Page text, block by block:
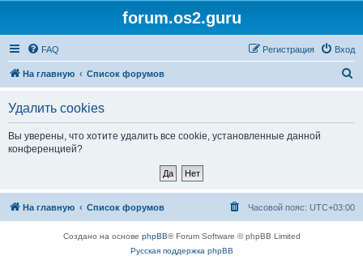
forum.os2.guru
FAQ Вход
Регистрация
На главную Список форумов
Удалить cookies
Вы уверены, что хотите удалить все cookie, установленные данной
конференцией?
На главную Список форумов Часовой пояс: UTC+03:00
Создано на основе phpBB® Forum Software © phpBB Limited
Русская поддержка phpBB